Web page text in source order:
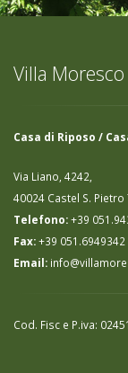
Villa Moresco
Casa di Riposo /
Via Liano, 4242,
40024 Castel S. Pietro
Telefono:+39
Fax:+39 051.6949342
Email:
Cod. Fisc e P.iva: